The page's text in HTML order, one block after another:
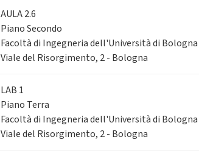
AULA 2.6
Piano Secondo
Facoltà di Ingegneria dell'Università di Bologna
Viale del Risorgimento, 2 - Bologna
LAB 1
Piano Terra
Facoltà di Ingegneria dell'Università di Bologna
Viale del Risorgimento, 2 - Bologna